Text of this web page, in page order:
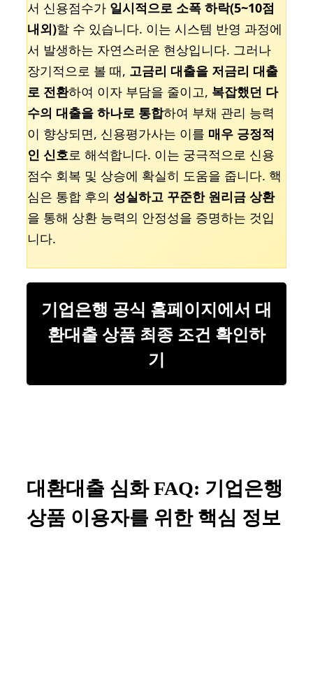
서 신용점수가 일시적으로 소폭 하락(5~10점
내외)할 수 있습니다. 이는 시스템 반영 과정에
서 발생하는 자연스러운 현상입니다. 그러나
장기적으로 볼 때, 고금리 대출을 저금리 대출
로 전환하여 이자 부담을 줄이고, 복잡했던 다
수의 대출을 하나로 통합하여 부채 관리 능력
이 향상되면, 신용평가사는 이를 매우 긍정적
인 신호로 해석합니다. 이는 궁극적으로 신용
점수 회복 및 상승에 확실히 도움을 줍니다. 핵
심은 통합 후의성실하고 꾸준한 원리금 상환
을 통해 상환 능력의 안정성을 증명하는 것입
니다.
기업은행 공식 홈페이지에서 대
환대출 상품 최종 조건 확인하
기
대환대출 심화 FAQ: 기업은행
상품 이용자를 위한 핵심 정보